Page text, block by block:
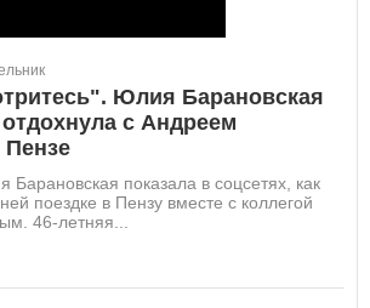
Юлия Барановская
отдохнула с Андреем
показала в соцсетях, как
поездке в Пензу вместе с коллегой
46-летняя...